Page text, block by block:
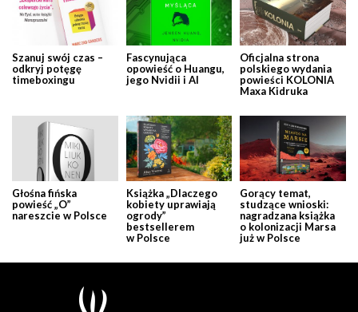
Szanuj swój czas –
odkryj potęgę
timeboxingu
Fascynująca
opowieść o Huangu,
jego Nvidii i AI
Oficjalna strona
polskiego wydania
powieści KOLONIA
Maxa Kidruka
Głośna fińska
powieść „O”
nareszcie w Polsce
Książka „Dlaczego
kobiety uprawiają
ogrody”
bestsellerem
w Polsce
Gorący temat,
studzące wnioski:
nagradzana książka
o kolonizacji Marsa
już w Polsce